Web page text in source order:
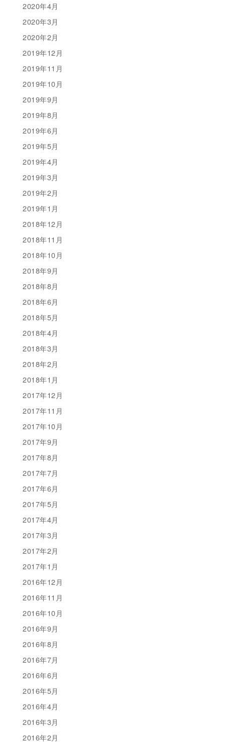
2020年4月
2020年3月
2020年2月
2019年12月
2019年11月
2019年10月
2019年9月
2019年8月
2019年6月
2019年5月
2019年4月
2019年3月
2019年2月
2019年1月
2018年12月
2018年11月
2018年10月
2018年9月
2018年8月
2018年6月
2018年5月
2018年4月
2018年3月
2018年2月
2018年1月
2017年12月
2017年11月
2017年10月
2017年9月
2017年8月
2017年7月
2017年6月
2017年5月
2017年4月
2017年3月
2017年2月
2017年1月
2016年12月
2016年11月
2016年10月
2016年9月
2016年8月
2016年7月
2016年6月
2016年5月
2016年4月
2016年3月
2016年2月